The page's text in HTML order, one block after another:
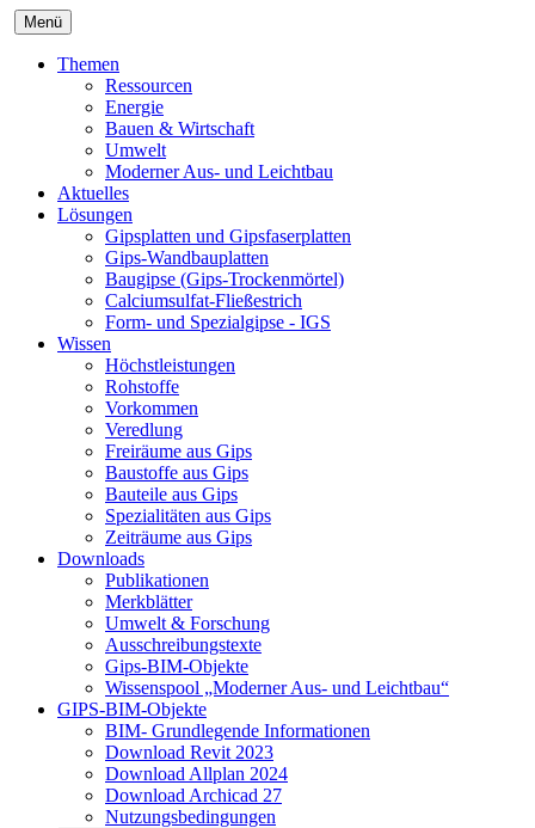
Menü
Themen
Ressourcen
Energie
Bauen & Wirtschaft
Umwelt
Moderner Aus- und Leichtbau
Aktuelles
Lösungen
Gipsplatten und Gipsfaserplatten
Gips-Wandbauplatten
Baugipse (Gips-Trockenmörtel)
Calciumsulfat-Fließestrich
Form- und Spezialgipse - IGS
Wissen
Höchstleistungen
Rohstoffe
Vorkommen
Veredlung
Freiräume aus Gips
Baustoffe aus Gips
Bauteile aus Gips
Spezialitäten aus Gips
Zeiträume aus Gips
Downloads
Publikationen
Merkblätter
Umwelt & Forschung
Ausschreibungstexte
Gips-BIM-Objekte
Wissenspool „Moderner Aus- und Leichtbau“
GIPS-BIM-Objekte
BIM- Grundlegende Informationen
Download Revit 2023
Download Allplan 2024
Download Archicad 27
Nutzungsbedingungen